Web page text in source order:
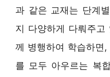
과 같은 교재는 단계
지 다양하게 다뤄주
께 병행하여 학습하면
를 모두 아우르는 복